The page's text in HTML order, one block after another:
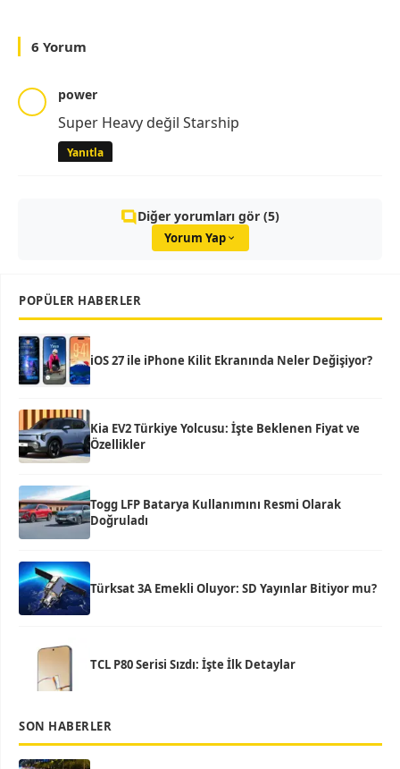
6 Yorum
power
Super Heavy değil Starship
Yanıtla
Diğer yorumları gör (5)
Yorum Yap
POPÜLER HABERLER
iOS 27 ile iPhone Kilit Ekranında Neler Değişiyor?
Kia EV2 Türkiye Yolcusu: İşte Beklenen Fiyat ve
Özellikler
Togg LFP Batarya Kullanımını Resmi Olarak
Doğruladı
Türksat 3A Emekli Oluyor: SD Yayınlar Bitiyor mu?
TCL P80 Serisi Sızdı: İşte İlk Detaylar
SON HABERLER